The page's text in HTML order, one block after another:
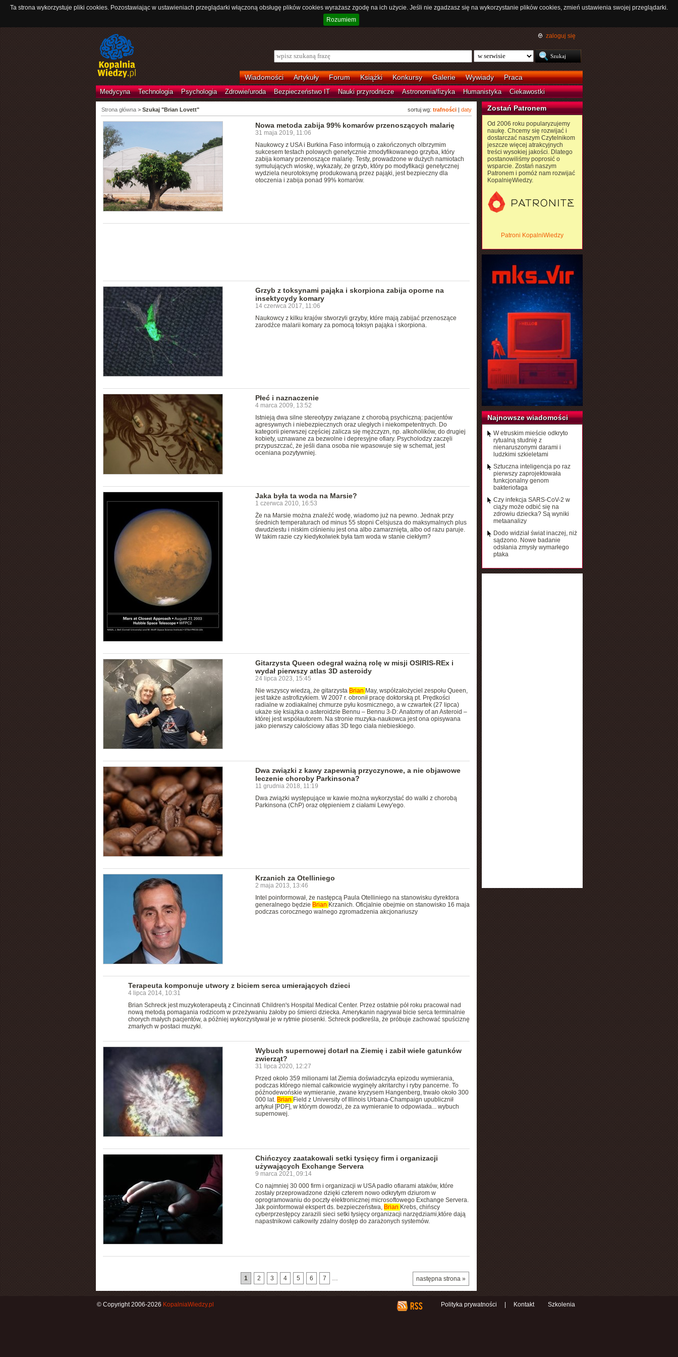
Ta strona wykorzystuje pliki cookies. Pozostawiając w ustawieniach przeglądarki włączoną obsługę plików cookies wyrażasz zgodę na ich użycie. Jeśli nie zgadzasz się na wykorzystanie plików cookies, zmień ustawienia swojej przeglądarki.
Rozumiem
zaloguj się
Wiadomości Artykuły Forum Książki Konkursy Galerie Wywiady Praca
Medycyna Technologia Psychologia Zdrowie/uroda Bezpieczeństwo IT Nauki przyrodnicze Astronomia/fizyka Humanistyka Ciekawostki
sortuj wg: trafności| daty
Strona główna> Szukaj "Brian Lovett"
Nowa metoda zabija 99% komarów przenoszących malarię
31 maja 2019, 11:06
Naukowcy z USA i Burkina Faso informują o zakończonych olbrzymim
sukcesem testach polowych genetycznie zmodyfikowanego grzyba, który
zabija komary przenoszące malarię. Testy, prowadzone w dużych namiotach
symulujących wioskę, wykazały, że grzyb, który po modyfikacji genetycznej
wydziela neurotoksynę produkowaną przez pająki, jest bezpieczny dla
otoczenia i zabija ponad 99% komarów.
Grzyb z toksynami pająka i skorpiona zabija oporne na
insektycydy komary
14 czerwca 2017, 11:06
Naukowcy z kilku krajów stworzyli grzyby, które mają zabijać przenoszące
zarodźce malarii komary za pomocą toksyn pająka i skorpiona.
Płeć i naznaczenie
4 marca 2009, 13:52
Istnieją dwa silne stereotypy związane z chorobą psychiczną: pacjentów
agresywnych i niebezpiecznych oraz uległych i niekompetentnych. Do
kategorii pierwszej częściej zalicza się mężczyzn, np. alkoholików, do drugiej
kobiety, uznawane za bezwolne i depresyjne ofiary. Psycholodzy zaczęli
przypuszczać, że jeśli dana osoba nie wpasowuje się w schemat, jest
oceniana pozytywniej.
Jaka była ta woda na Marsie?
1 czerwca 2010, 16:53
Że na Marsie można znaleźć wodę, wiadomo już na pewno. Jednak przy
średnich temperaturach od minus 55 stopni Celsjusza do maksymalnych plus
dwudziestu i niskim ciśnieniu jest ona albo zamarznięta, albo od razu paruje.
W takim razie czy kiedykolwiek była tam woda w stanie ciekłym?
Gitarzysta Queen odegrał ważną rolę w misji OSIRIS-REx i
wydał pierwszy atlas 3D asteroidy
24 lipca 2023, 15:45
Nie wszyscy wiedzą, że gitarzysta Brian May, współzałożyciel zespołu Queen,
jest także astrofizykiem. W 2007 r. obronił pracę doktorską pt. Prędkości
radialne w zodiakalnej chmurze pyłu kosmicznego, a w czwartek (27 lipca)
ukaże się książka o asteroidzie Bennu – Bennu 3-D: Anatomy of an Asteroid –
której jest współautorem. Na stronie muzyka-naukowca jest ona opisywana
jako pierwszy całościowy atlas 3D tego ciała niebieskiego.
Dwa związki z kawy zapewnią przyczynowe, a nie objawowe
leczenie choroby Parkinsona?
11 grudnia 2018, 11:19
Dwa związki występujące w kawie można wykorzystać do walki z chorobą
Parkinsona (ChP) oraz otępieniem z ciałami Lewy'ego.
Krzanich za Otelliniego
2 maja 2013, 13:46
Intel poinformował, że następcą Paula Otelliniego na stanowisku dyrektora
generalnego będzie Brian Krzanich. Oficjalnie obejmie on stanowisko 16 maja
podczas corocznego walnego zgromadzenia akcjonariuszy
Terapeuta komponuje utwory z biciem serca umierających dzieci
4 lipca 2014, 10:31
Brian Schreck jest muzykoterapeutą z Cincinnati Children's Hospital Medical Center. Przez ostatnie pół roku pracował nad
nową metodą pomagania rodzicom w przeżywaniu żałoby po śmierci dziecka. Amerykanin nagrywał bicie serca terminalnie
chorych małych pacjentów, a później wykorzystywał je w rytmie piosenki. Schreck podkreśla, że próbuje zachować spuściznę
zmarłych w postaci muzyki.
Wybuch supernowej dotarł na Ziemię i zabił wiele gatunków
zwierząt?
31 lipca 2020, 12:27
Przed około 359 milionami lat Ziemia doświadczyła epizodu wymierania,
podczas którego niemal całkowicie wyginęły akritarchy i ryby pancerne. To
późnodewońskie wymieranie, zwane kryzysem Hangenberg, trwało około 300
000 lat. Brian Field z University of Illinois Urbana-Champaign upublicznił
artykuł [PDF], w którym dowodzi, że za wymieranie to odpowiada... wybuch
supernowej.
Chińczycy zaatakowali setki tysięcy firm i organizacji
używających Exchange Servera
9 marca 2021, 09:14
Co najmniej 30 000 firm i organizacji w USA padło ofiarami ataków, które
zostały przeprowadzone dzięki czterem nowo odkrytym dziurom w
oprogramowaniu do poczty elektronicznej microsoftowego Exchange Servera.
Jak poinformował ekspert ds. bezpieczeństwa, Brian Krebs, chińscy
cyberprzestępcy zarazili sieci setki tysięcy organizacji narzędziami,które dają
napastnikowi całkowity zdalny dostęp do zarażonych systemów.
następna strona »
1 2 3 4 5 6 7 …
Zostań Patronem
Od 2006 roku popularyzujemy
naukę. Chcemy się rozwijać i
dostarczać naszym Czytelnikom
jeszcze więcej atrakcyjnych
treści wysokiej jakości. Dlatego
postanowiliśmy poprosić o
wsparcie. Zostań naszym
Patronem i pomóż nam rozwijać
KopalnięWiedzy.
Patroni KopalniWiedzy
Najnowsze wiadomości
W etruskim mieście odkryto
rytualną studnię z
nienaruszonymi darami i
ludzkimi szkieletami
Sztuczna inteligencja po raz
pierwszy zaprojektowała
funkcjonalny genom
bakteriofaga
Czy infekcja SARS-CoV-2 w
ciąży może odbić się na
zdrowiu dziecka? Są wyniki
metaanalizy
Dodo widział świat inaczej, niż
sądzono. Nowe badanie
odsłania zmysły wymarłego
ptaka
Polityka prywatności Kontakt Szkolenia
© Copyright 2006-2026 KopalniaWiedzy.pl